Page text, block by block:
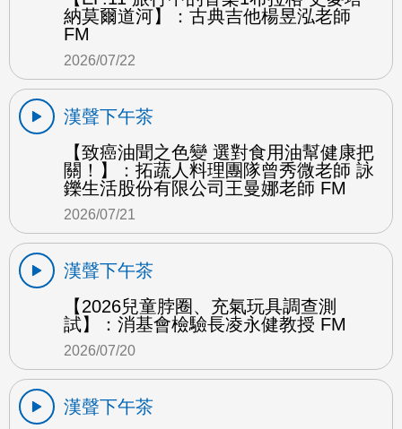
納莫爾道河】：古典吉他楊昱泓老師
FM
2026/07/22
漢聲下午茶
【致癌油聞之色變 選對食用油幫健康把
關！】：拓蔬人料理團隊曾秀微老師 詠
鑠生活股份有限公司王曼娜老師 FM
2026/07/21
漢聲下午茶
【2026兒童脖圈、充氣玩具調查測
試】：消基會檢驗長凌永健教授 FM
2026/07/20
漢聲下午茶